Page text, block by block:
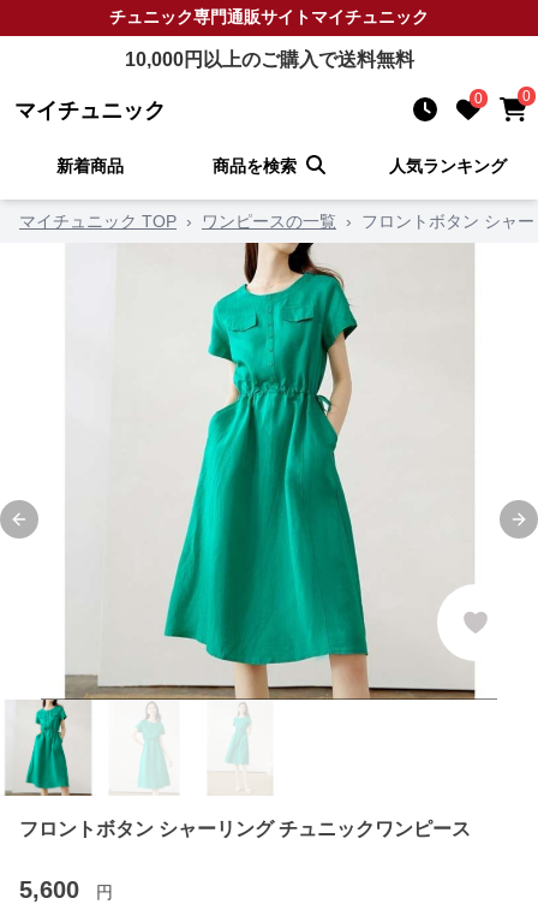
チュニック専門通販サイトマイチュニック
10,000円以上のご購入で送料無料
マイチュニック 0 0
新着商品 商品を検索 人気ランキング
マイチュニック TOP › ワンピースの一覧 › フロントボタン シャ
Previous slide
フロントボタン シャーリング チュニックワンピース
5,600 円